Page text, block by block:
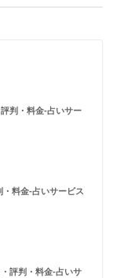
判・料金-占いサー
料金-占いサービス
評判・料金-占いサ